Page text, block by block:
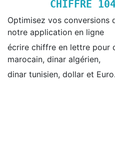
CHIFFRE
Optimisez vos conversions
notre application en ligne
écrire chiffre en lettre pour
marocain, dinar algérien,
dinar tunisien, dollar et